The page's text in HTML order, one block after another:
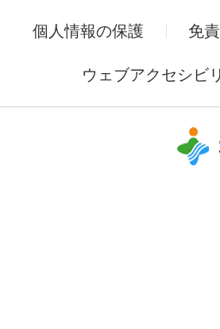
個人情報の保護 免
ウェブアクセシビ